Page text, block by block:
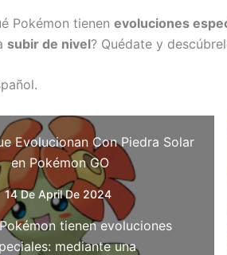
Pokémon tienen evoluciones
subir de nivel? Quédate y
Evolucionan Con Piedra Solar
en Pokémon GO
14 De April De 2024
tienen evoluciones
mediante una